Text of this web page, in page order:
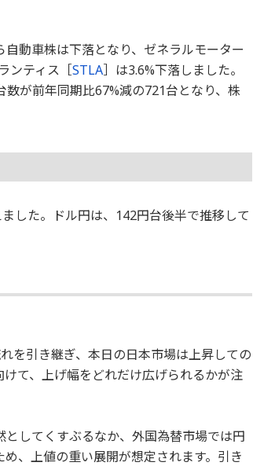
動車株は下落となり、ゼネラルモーター
ンティス［STLA］は3.6%下落しました。
が前年同期比67%減の721台となり、株
した。ドル円は、142円台後半で推移して
を引き継ぎ、本日の日本市場は上昇しての
て、上げ幅をどれだけ広げられるかが注
してくすぶるなか、外国為替市場では円
、上値の重い展開が想定されます。引き